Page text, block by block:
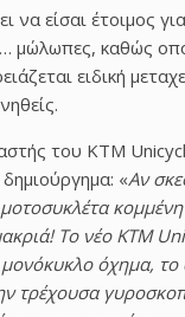
να είσαι έτοιμος
μώλωπες, καθώς
ειδική
του KTM
«Αν
μοτοσυκλέτα
Το νέο KTM
μονόκυκλο όχημα, το
τρέχουσα